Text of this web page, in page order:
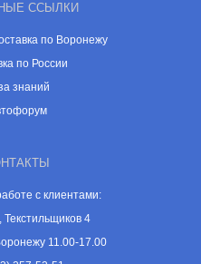
ССЫЛКИ
по Воронежу
по России
знаний
с клиентами:
Текстильщиков 4
11.00-17.00